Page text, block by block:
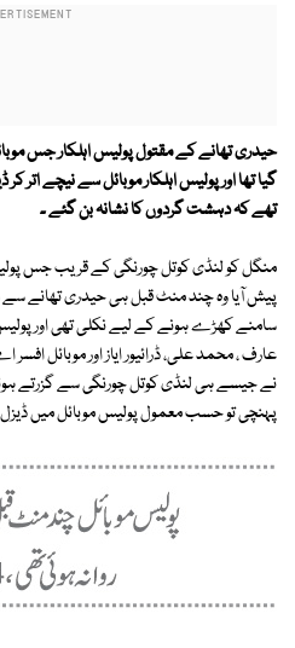
حیدری تھانے کے مقتول پولیس اہلکار جس
گیا تھا اور پولیس اہلکار موبائل سے نیچے
تھے کہ دہشت گردوں کا نشانہ بن گئے ۔
منگل کو لنڈی کوتل چورنگی کے قریب جس
پیش آیا وہ چند منٹ قبل ہی حیدری تھانے
عارف ، محمد علی، ڈرائیور ایاز اور موبائل
نے جیسے ہی لنڈی کوتل چورنگی سے گزرتے
پہنچی تو حسب معمول پولیس موبائل میں ڈیزل